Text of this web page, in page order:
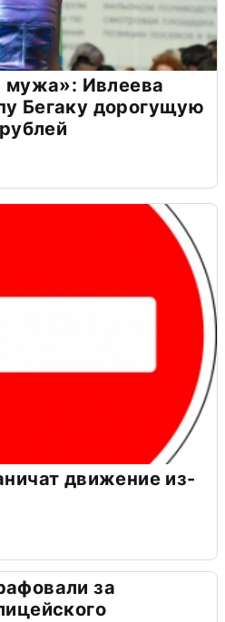
мужа»: Ивлеева
Бегаку дорогущую
движение из-
за